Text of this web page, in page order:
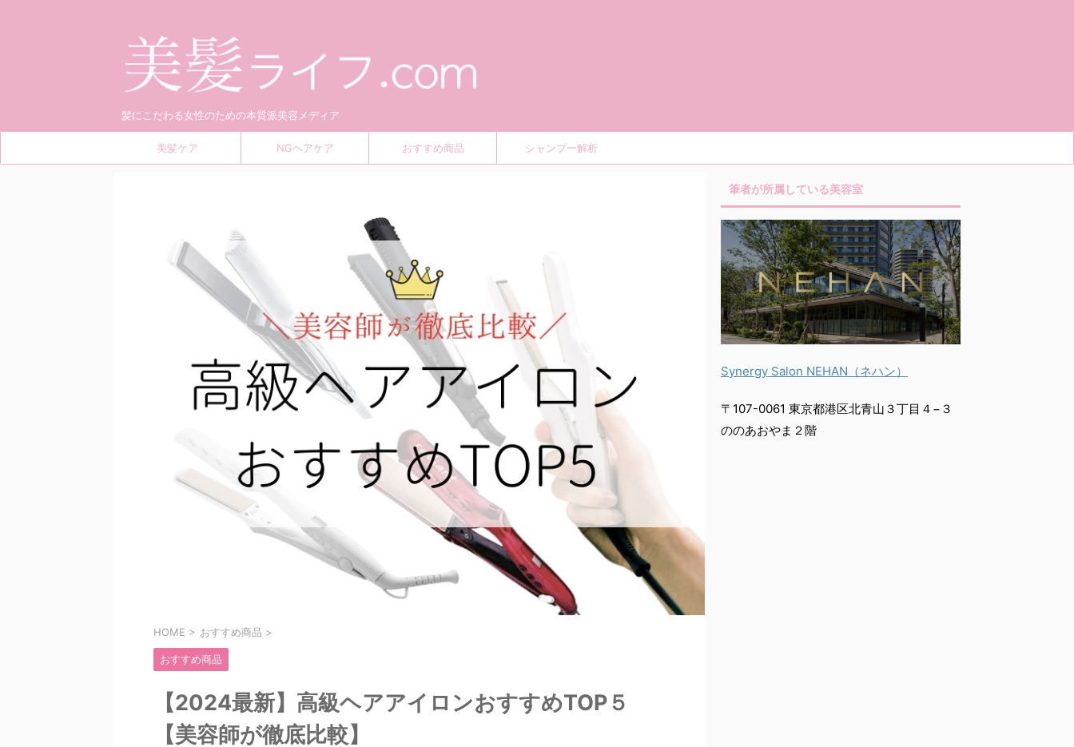
髪にこだわる女性のための本質派美容メディア
美髪ケア NGヘアケア おすすめ商品 シャンプー解析
HOME > おすすめ商品 >
おすすめ商品
【2024最新】高級ヘアアイロンおすすめTOP５
【美容師が徹底比較】
筆者が所属している美容室
Synergy Salon NEHAN（ネハン）
〒107-0061 東京都港区北青山３丁目４−３
ののあおやま２階